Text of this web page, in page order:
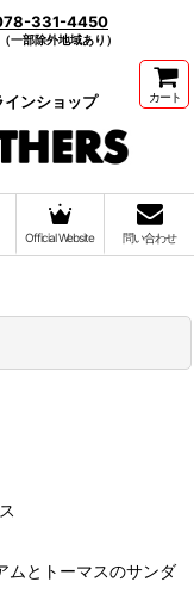
331-4450
部除外地域あり）
インショップ カート
Official Website 問い合わせ
とトーマスのサンダ